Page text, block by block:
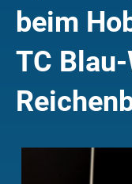
beim
TC